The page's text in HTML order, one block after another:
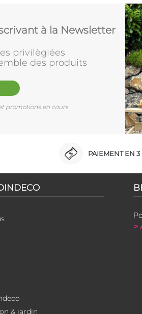
à la Newsletter
privilègiées
des produits
promotions en cours.
PAIEMENT EN 3
& jardin
>